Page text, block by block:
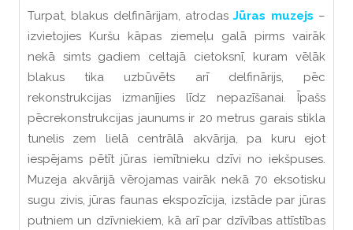
Turpat, blakus delfinārijam, atrodasJūras muzejs –
izvietojies Kuršu kāpas ziemeļu galā pirms vairāk
nekā simts gadiem celtajā cietoksnī, kuram vēlāk
blakus tika uzbūvēts arī delfinārijs, pēc
rekonstrukcijas izmanījies līdz nepazīšanai. Īpašs
pēcrekonstrukcijas jaunums ir 20 metrus garais stikla
tunelis zem lielā centrālā akvārija, pa kuru ejot
iespējams pētīt jūras iemītnieku dzīvi no iekšpuses.
Muzeja akvārijā vērojamas vairāk nekā 70 eksotisku
sugu zivis, jūras faunas ekspozīcija, izstāde par jūras
putniem un dzīvniekiem, kā arī par dzīvības attīstības